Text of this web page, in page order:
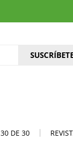
30 DE 30